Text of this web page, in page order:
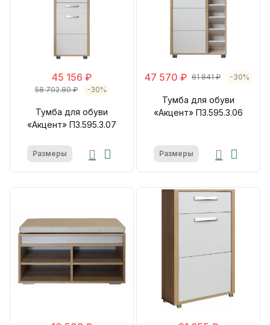
45 156 ₽
58 702.80 ₽ -30%
Тумба для обуви
«Акцент» П3.595.3.07
Размеры
47 570 ₽ 61 841 ₽ -30%
Тумба для обуви
«Акцент» П3.595.3.06
Размеры